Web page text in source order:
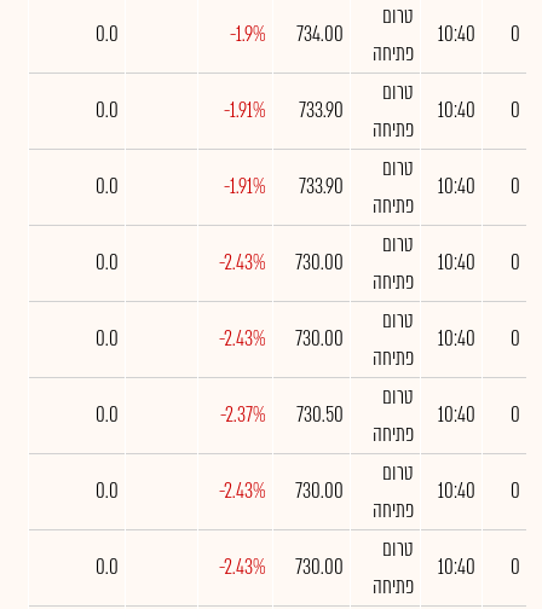
0
10:40
טרום
פתיחה
734.00
-1.9%
0.0
0
10:40
טרום
פתיחה
733.90
-1.91%
0.0
0
10:40
טרום
פתיחה
733.90
-1.91%
0.0
0
10:40
טרום
פתיחה
730.00
-2.43%
0.0
0
10:40
טרום
פתיחה
730.00
-2.43%
0.0
0
10:40
טרום
פתיחה
730.50
-2.37%
0.0
0
10:40
טרום
פתיחה
730.00
-2.43%
0.0
0
10:40
טרום
פתיחה
730.00
-2.43%
0.0